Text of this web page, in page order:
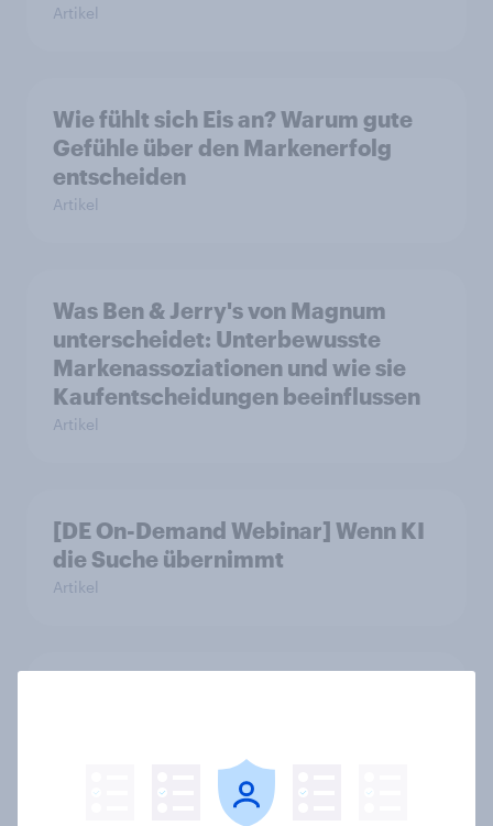
Artikel
Wie fühlt sich Eis an? Warum gute
Gefühle über den Markenerfolg
entscheiden
Artikel
Was Ben & Jerry's von Magnum
unterscheidet: Unterbewusste
Markenassoziationen und wie sie
Kaufentscheidungen beeinflussen
Artikel
[DE On-Demand Webinar] Wenn KI
die Suche übernimmt
Artikel
Wachstumspotenzial